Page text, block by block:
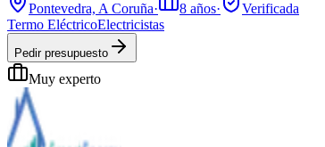
Pontevedra, A Coruña· 8 años·
Verificada
Termo EléctricoElectricistas
Pedir presupuesto
Muy experto